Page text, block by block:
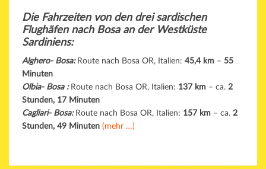
Die Fahrzeiten von den drei sardischen
Flughäfen nach Bosa an der Westküste
Sardiniens:
Alghero- Bosa: Route nach Bosa OR, Italien: 45,4 km – 55
Minuten
Olbia- Bosa : Route nach Bosa OR, Italien: 137 km – ca. 2
Stunden, 17 Minuten
Cagliari- Bosa:Route nach Bosa OR, Italien: 157 km – ca. 2
Stunden, 49 Minuten (mehr …)